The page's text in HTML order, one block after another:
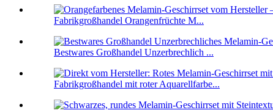
Fabrikgroßhandel Orangenfrüchte M...
Bestwares Großhandel Unzerbrechlich ...
Fabrikgroßhandel mit roter Aquarellfarbe...